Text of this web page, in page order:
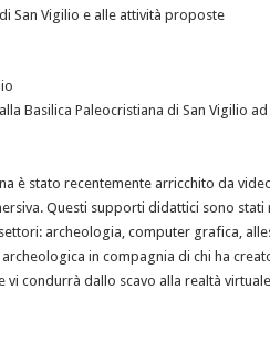
San Vigilio e alle attività proposte
Basilica Paleocristiana di San Vigilio
è stato recentemente arricchito da
Questi supporti didattici sono stati
archeologia, computer grafica,
in compagnia di chi ha
vi condurrà dallo scavo alla realtà